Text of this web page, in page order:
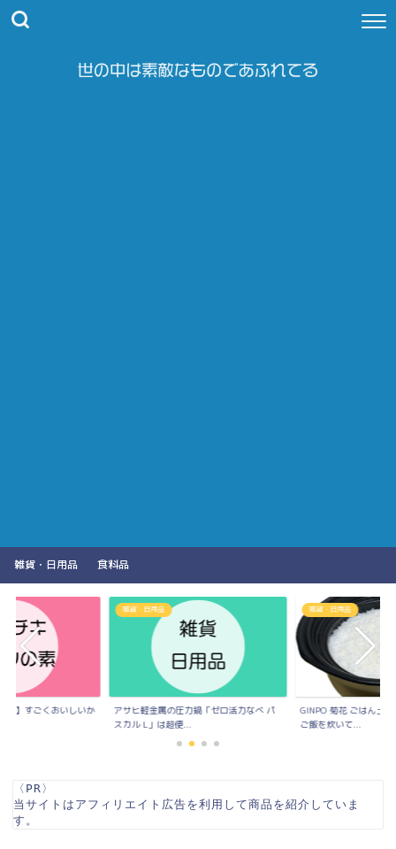
雑貨・日用品 食料品
素】すごくおいしいか
雑貨・日用品
アサヒ軽金属の圧力鍋「ゼロ活力なべ パ
スカル L」は超便...
雑貨・日用品
GINPO 菊花 ごはん土
ご飯を炊いて...
〈PR〉
当サイトはアフィリエイト広告を利用して商品を紹介していま
す。